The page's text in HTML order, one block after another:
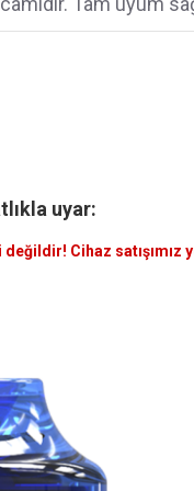
uyar:
değildir! Cihaz satışımız